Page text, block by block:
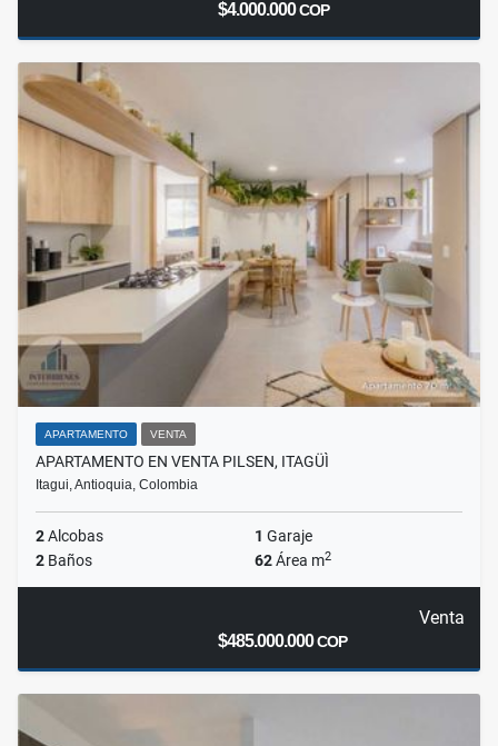
$4.000.000COP
APARTAMENTO VENTA
APARTAMENTO EN VENTA PILSEN, ITAGÜÌ
Itagui, Antioquia, Colombia
2Alcobas 1 Garaje
2 Baños 62Área m2
Venta
$485.000.000COP